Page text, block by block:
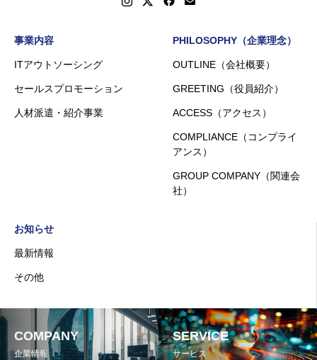
事業内容
ITアウトソーシング
セールスプロモーション
人材派遣・紹介事業
PHILOSOPHY（企業理念）
OUTLINE（会社概要）
GREETING（役員紹介）
ACCESS（アクセス）
COMPLIANCE（コンプライ
アンス）
GROUP COMPANY（関連会
社）
お知らせ
最新情報
その他
COMPANY
企業情報
SERVICE
サービス